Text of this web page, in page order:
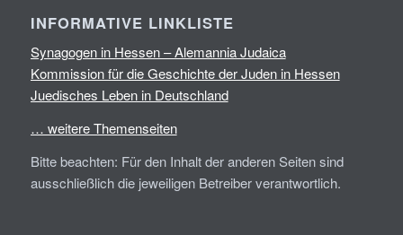
INFORMATIVE LINKLISTE
Synagogen in Hessen – Alemannia Judaica
Kommission für die Geschichte der Juden in Hessen
Juedisches Leben in Deutschland
… weitere Themenseiten
Bitte beachten: Für den Inhalt der anderen Seiten sind
ausschließlich die jeweiligen Betreiber verantwortlich.